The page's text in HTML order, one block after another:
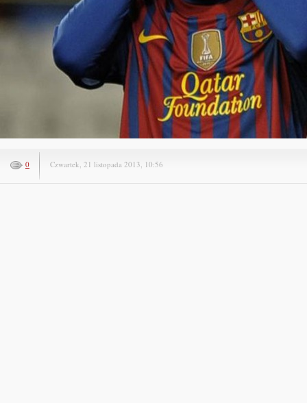
0 Czwartek, 21 listopada 2013, 10:56